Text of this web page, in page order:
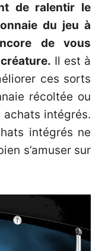
de ralentir le
du jeu à
de vous
Il est à
ces sorts
récoltée ou
intégrés.
intégrés ne
s’amuser sur